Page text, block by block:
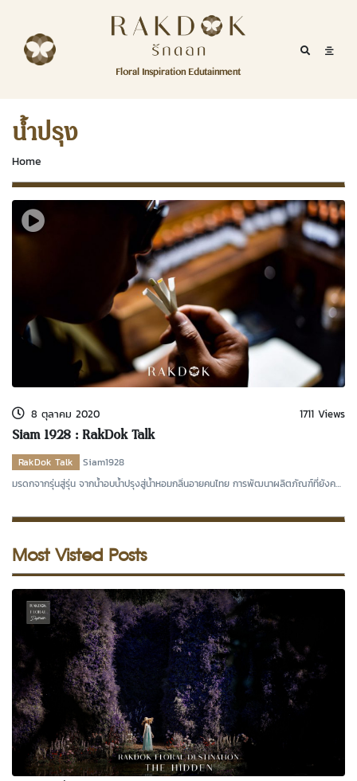
RakDok (รักดอก)
Floral Inspiration Edutainment
Mobile
RakDok
Menu
MAGAZINE
EDUTAINMENT
RAKDOK
MARKET
CONTACT
Channel Facebook
Twitter
Channel Youtube
น้ำปรุง
Home
8 ตุลาคม 2020 1711 Views
Siam 1928 : RakDok Talk
RakDok Talk
Siam1928
มรดกจากรุ่นสู่รุ่น จากน้ำอบน้ำปรุงสู่น้ำหอมกลิ่นอายคนไทย การพัฒนาผลิตภัณฑ์ที่ยังคง
Most Visted Posts